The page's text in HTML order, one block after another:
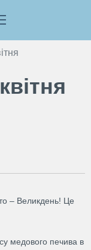
– Великдень! Це
медового печива в